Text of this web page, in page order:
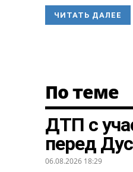
ЧИТАТЬ ДАЛЕЕ
По теме
ДТП с
перед
06.08.2026 18:29